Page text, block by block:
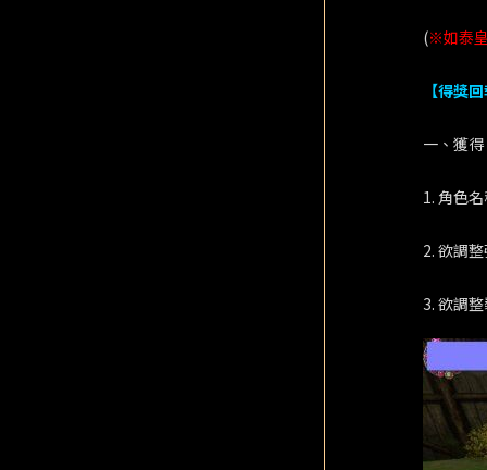
(※如泰
【得獎
一、獲
1. 角色
2. 欲調
3. 欲調